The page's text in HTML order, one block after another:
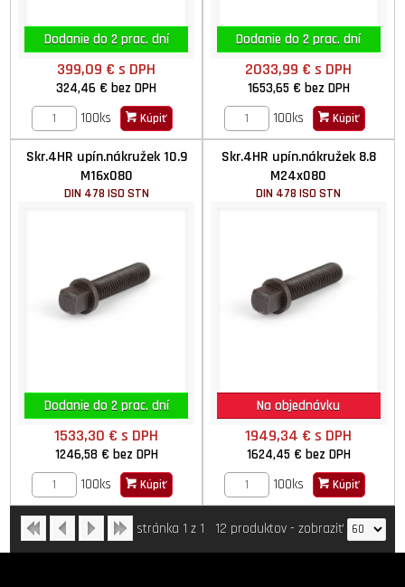
Dodanie do 2 prac. dní
399,09 €s DPH
324,46 €bez DPH
100ks
Kúpiť
Dodanie do 2 prac. dní
2033,99 €s DPH
1653,65 € bez DPH
100ks
Kúpiť
Skr.4HR upín.nákružek 10.9
M16x080
DIN 478 ISO STN
Dodanie do 2 prac. dní
1533,30 €s DPH
1246,58 € bez DPH
100ks
Kúpiť
Skr.4HR upín.nákružek 8.8
M24x080
DIN 478 ISO STN
Na objednávku
1949,34 €s DPH
1624,45 € bez DPH
100ks
Kúpiť
stránka 1 z 1 12 produktov- zobraziť